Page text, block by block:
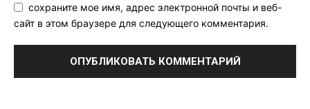
сохраните мое имя, адрес электронной почты и веб-
сайт в этом браузере для следующего комментария.